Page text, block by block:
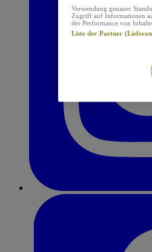
Verwendung genauer
Zugriff auf Informationen
der Performance von
Liste der Partner